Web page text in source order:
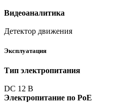
Видеоаналитика
Детектор движения
Эксплуатация
Тип электропитания
DC 12 В
Электропитание по PoE